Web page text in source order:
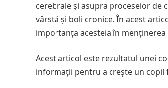
cerebrale și asupra proceselor de
vârstă și boli cronice. În acest
importanța acesteia în menținerea
Acest articol este rezultatul unei
informații pentru a crește un copil